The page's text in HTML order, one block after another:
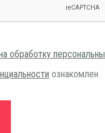
обработку
ознакомлен